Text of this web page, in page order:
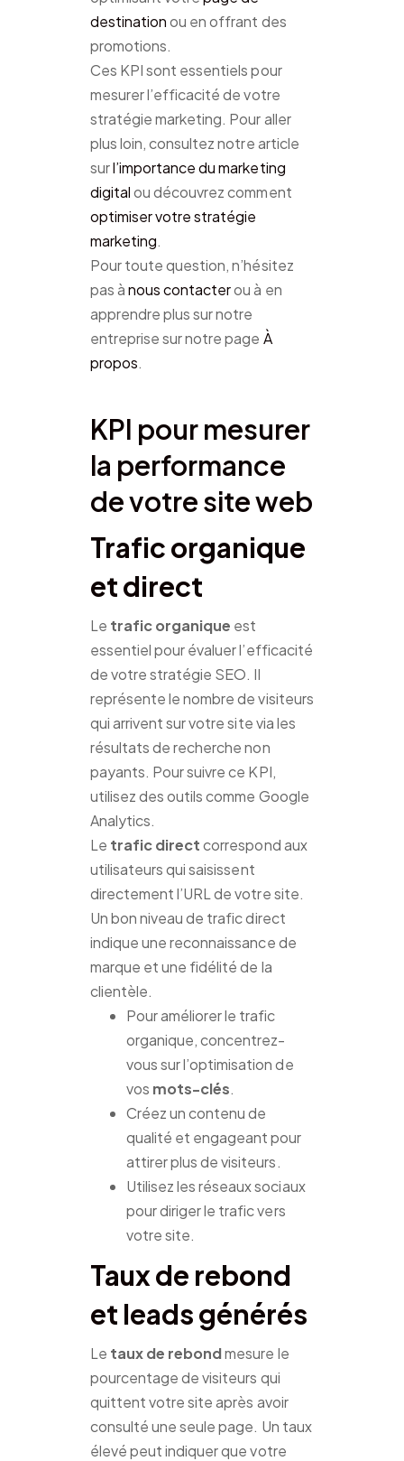
destinationou en offrant des
promotions.
Ces KPI sont essentiels pour
mesurer l’efficacité de votre
stratégie marketing. Pour aller
plus loin, consultez notre article
surl’importance du marketing
digitalou découvrez comment
optimiser votre stratégie
marketing.
Pour toute question, n’hésitez
pas ànous contacterou à en
apprendre plus sur notre
entreprise sur notre page À
propos.
KPI pour mesurer
la performance
de votre site web
Trafic organique
et direct
Le trafic organique est
essentiel pour évaluer l’efficacité
de votre stratégie SEO. Il
représente le nombre de visiteurs
qui arrivent sur votre site via les
résultats de recherche non
payants. Pour suivre ce KPI,
utilisez des outils comme Google
Analytics.
Le trafic directcorrespond aux
utilisateurs qui saisissent
directement l’URL de votre site.
Un bon niveau de trafic direct
indique une reconnaissance de
marque et une fidélité de la
clientèle.
Pour améliorer le trafic
organique, concentrez-
vous sur l’optimisation de
vos mots-clés.
Créez un contenu de
qualité et engageant pour
attirer plus de visiteurs.
Utilisez les réseaux sociaux
pour diriger le trafic vers
votre site.
Taux de rebond
et leads générés
Le taux de rebondmesure le
pourcentage de visiteurs qui
quittent votre site après avoir
consulté une seule page. Un taux
élevé peut indiquer que votre